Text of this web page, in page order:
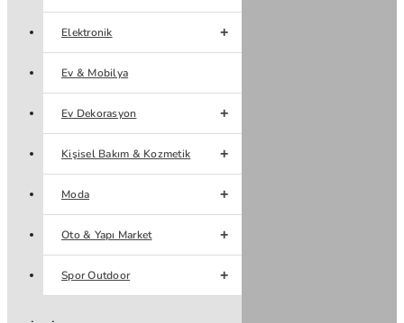
Elektronik
Ev & Mobilya
Ev Dekorasyon
Kişisel Bakım & Kozmetik
Moda
Oto & Yapı Market
Spor Outdoor